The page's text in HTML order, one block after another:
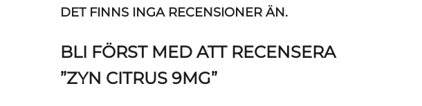
DET FINNS INGA RECENSIONER ÄN.
BLI FÖRST MED ATT RECENSERA
”ZYN CITRUS 9MG”